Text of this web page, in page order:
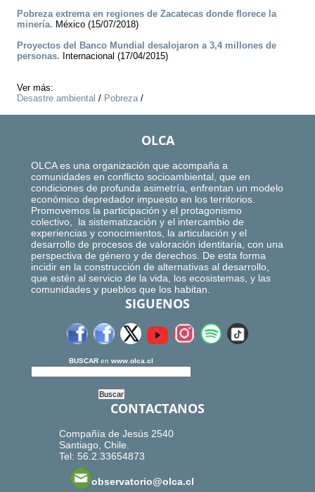
Pobreza extrema en regiones de Zacatecas donde florece la
minería. México (15/07/2018)
Proyectos del Banco Mundial desalojaron a 3,4 millones de
personas. Internacional (17/04/2015)
Ver más:
Desastre ambiental / Pobreza/
OLCA
OLCA es una organización que acompaña a
comunidades en conflicto socioambiental, que en
condiciones de profunda asimetría, enfrentan un modelo
económico depredador impuesto en los territorios.
Promovemos la participación y el protagonismo
colectivo, la sistematización y el intercambio de
experiencias y conocimientos, la articulación y el
desarrollo de procesos de valoración identitaria, con una
perspectiva de género y de derechos. De esta forma
incidir en la construcción de alternativas al desarrollo,
que estén al servicio de la vida, los ecosistemas, y las
comunidades y pueblos que los habitan.
SIGUENOS
BUSCAR en www.olca.cl
CONTACTANOS
Compañía de Jesús 2540
Santiago, Chile.
Tel: 56.2.33654873
observatorio@olca.cl